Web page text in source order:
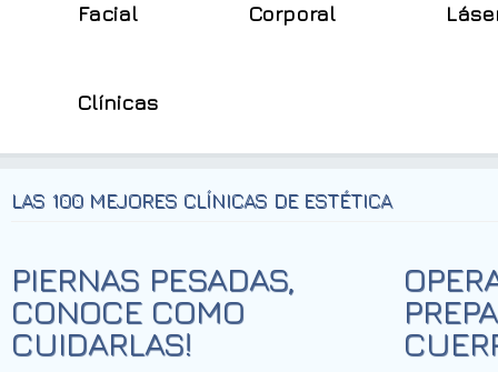
Facial Corporal
Clínicas
LAS 100 MEJORES CLÍNICAS DE ESTÉTICA
PIERNAS PESADAS,
CONOCE COMO
CUIDARLAS!